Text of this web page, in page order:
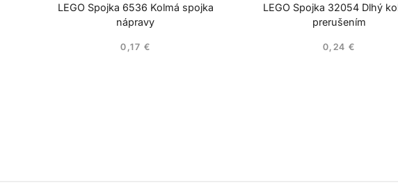
LEGO Spojka 6536 Kolmá spojka
nápravy
0,17 €
LEGO Spojka 32054 Dlhý
prerušením
0,24€